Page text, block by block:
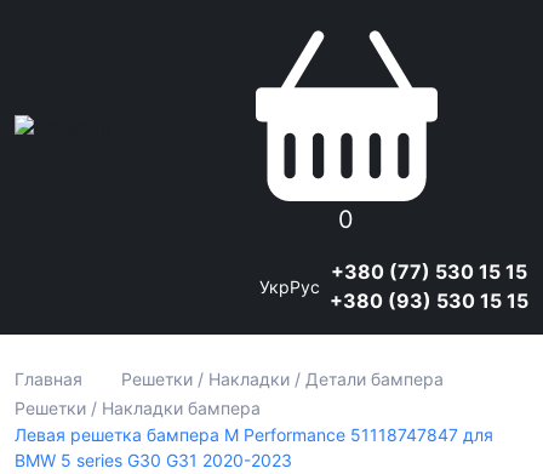
0
УкрРус
+380 (77) 530 15 15
+380 (93) 530 15 15
Главная
Решетки / Накладки / Детали бампера
Решетки / Накладки бампера
Левая решетка бампера M Performance 51118747847 для
BMW 5 series G30 G31 2020-2023